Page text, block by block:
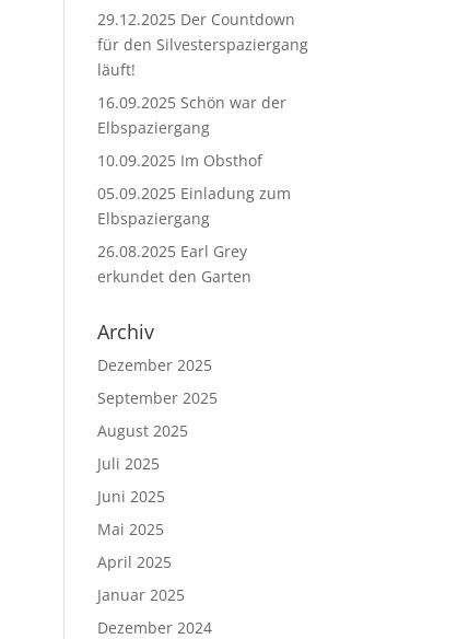
29.12.2025 Der Countdown
für den Silvesterspaziergang
läuft!
16.09.2025 Schön war der
Elbspaziergang
10.09.2025 Im Obsthof
05.09.2025 Einladung zum
Elbspaziergang
26.08.2025 Earl Grey
erkundet den Garten
Archiv
Dezember 2025
September 2025
August 2025
Juli 2025
Juni 2025
Mai 2025
April 2025
Januar 2025
Dezember 2024